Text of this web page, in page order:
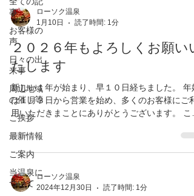
事
お客様の
声
日々の出
来事
周辺地域
の催し等
ご挨拶
最新情報
ご案内
当温泉に
ついて
ローソク温泉
1月10日
読了時間: 1分
２０２６年もよろしくお願い
たします
新しい１年が始まり、早１０日経ちました。 年
は１月３日から営業を始め、多くのお客様にご利
用いただきまことにありがとうございます。 こ
します。 この冬は、昨年までのご利用状況を鑑
て日帰り入浴の営業は土・日・祝日のみで営業し
す。 色々とご不便をおかけし申し訳ありません
が、ご理解いただきます様、よろしくお願いいた
ローソク温泉
2024年12月30日
読了時間: 1分